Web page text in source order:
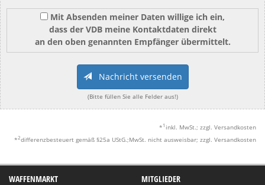
Mit Absenden meiner Daten willige ich ein,
dass der VDB meine Kontaktdaten direkt
an den oben genannten Empfänger übermittelt.
Nachricht versenden
(Bitte füllen Sie alle Felder aus!)
* 1 inkl. MwSt.; zzgl. Versandkosten
*2differenzbesteuert gemäß §25a UStG.;MwSt. nicht ausweisbar; zzgl. Versandkosten
WAFFENMARKT MITGLIEDER